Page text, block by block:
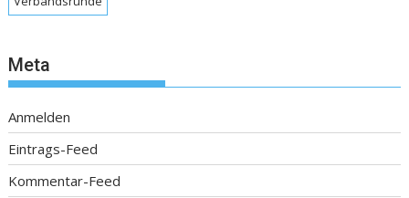
Meta
Anmelden
Eintrags-Feed
Kommentar-Feed